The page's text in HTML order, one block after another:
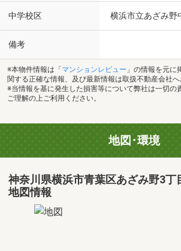
中学校区 横浜市立あざみ野
備考
※本物件情報は「 マンションレビュー 」の情報を元に
関する正確な情報、及び最新情報は取扱不動産会社へ
※当情報を基に発生した損害等について弊社は一切の
ご理解の上ご利用ください。
地図･環境
神奈川県横浜市青葉区あざみ野3丁
地図情報